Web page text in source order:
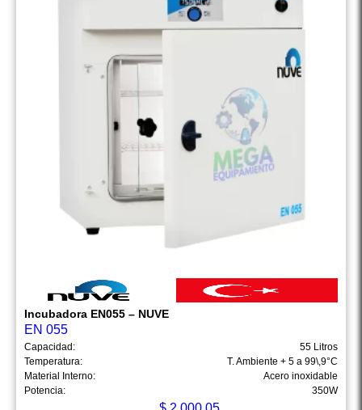
Incubadora EN055 – NUVE
EN 055
Capacidad:
55 Litros
Temperatura:
T. Ambiente + 5 a 99\,9°C
Material Interno:
Acero inoxidable
Potencia:
350W